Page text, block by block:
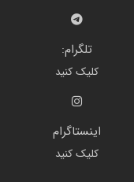
تلگرام:
کلیک کنید
اینستاگرام
کلیک کنید